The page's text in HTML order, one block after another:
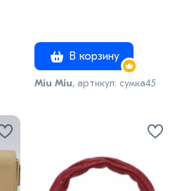
В корзину
Miu Miu, артикул: сумка45